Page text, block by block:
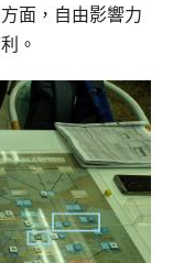
面，自由影響力
。